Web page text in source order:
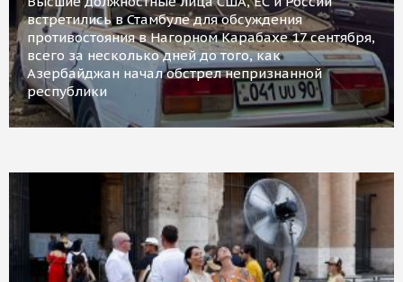
встретились в Стамбуле для обсуждения
противостояния в Нагорном Карабахе 17 сентября,
всего за несколько дней до того, как
Азербайджан начал обстрел непризнанной
республики